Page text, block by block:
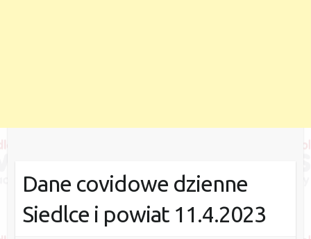
Dane covidowe dzienne
Siedlce i powiat 11.4.2023